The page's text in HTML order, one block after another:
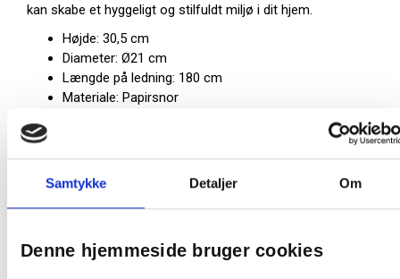
Samtykke Detaljer Om
Denne hjemmeside bruger cookies
kan skabe et hyggeligt og stilfuldt miljø i dit hjem.
Højde: 30,5 cm
Diameter: Ø21 cm
Længde på ledning: 180 cm
Materiale: Papirsnor
Farve: Gul
På lager: 6 stk